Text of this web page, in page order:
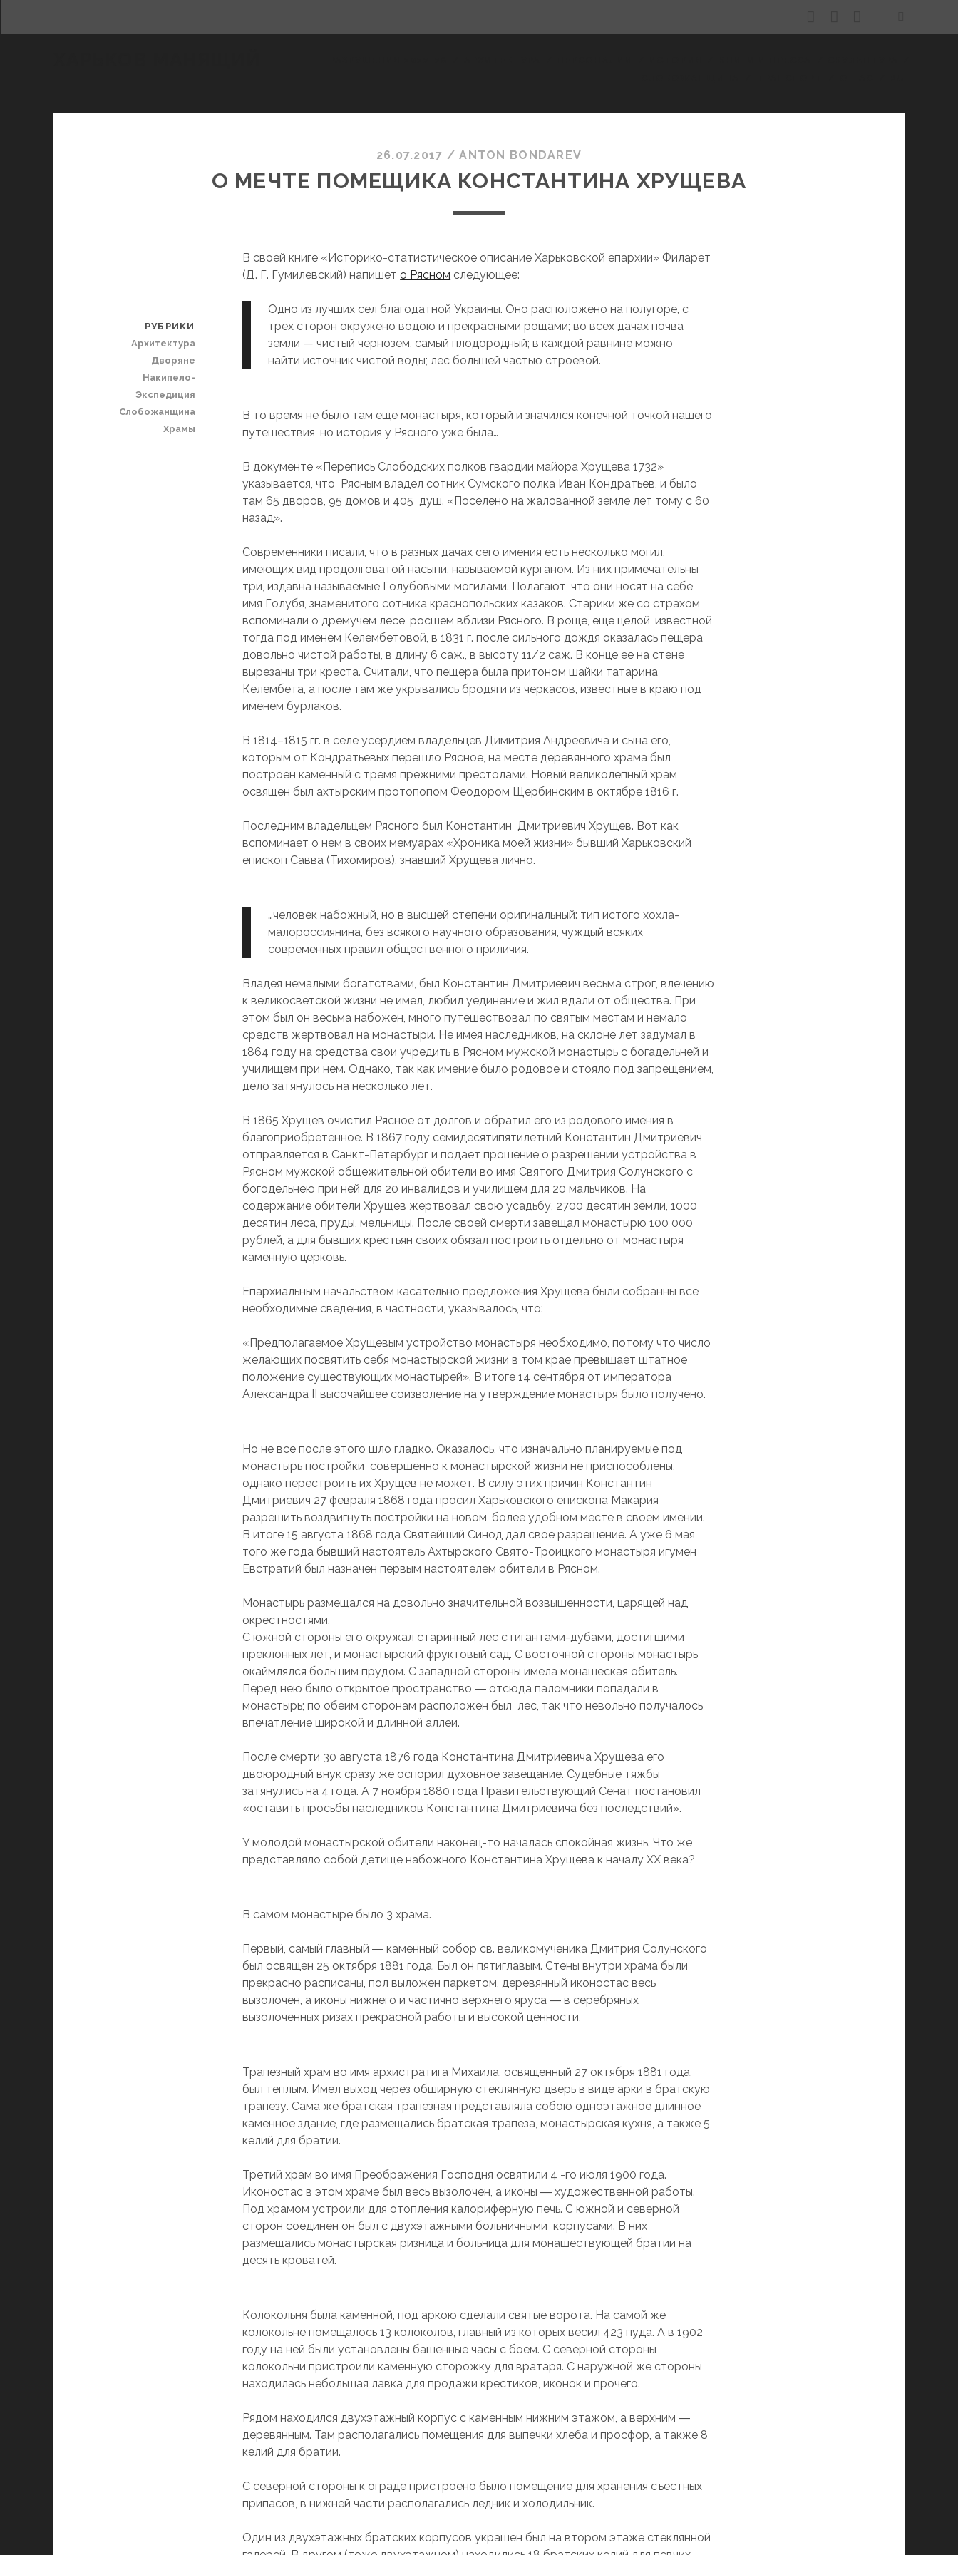
26.07.2017 /ANTON BONDAREV
О МЕЧТЕ ПОМЕЩИКА КОНСТАНТИНА ХРУЩЕВА
В своей книге «Историко-статистическое описание Харьковской епархии» Филарет
(Д. Г. Гумилевский) напишето Рясном следующее:
Одно из лучших сел благодатной Украины. Оно расположено на полугоре, с
трех сторон окружено водою и прекрасными рощами; во всех дачах почва
земли — чистый чернозем, самый плодородный; в каждой равнине можно
найти источник чистой воды; лес большей частью строевой.
В то время не было там еще монастыря, который и значился конечной точкой нашего
путешествия, но история у Рясного уже была…
В документе «Перепись Слободских полков гвардии майора Хрущева 1732»
указывается, что Рясным владел сотник Сумского полка Иван Кондратьев, и было
там 65 дворов, 95 домов и 405 душ. «Поселено на жалованной земле лет тому с 60
назад».
Современники писали, что в разных дачах сего имения есть несколько могил,
имеющих вид продолговатой насыпи, называемой курганом. Из них примечательны
три, издавна называемые Голубовыми могилами. Полагают, что они носят на себе
имя Голубя, знаменитого сотника краснопольских казаков. Старики же со страхом
вспоминали о дремучем лесе, росшем вблизи Рясного. В роще, еще целой, известной
тогда под именем Келембетовой, в 1831 г. после сильного дождя оказалась пещера
довольно чистой работы, в длину 6 саж., в высоту 11/2 саж. В конце ее на стене
вырезаны три креста. Считали, что пещера была притоном шайки татарина
Келембета, а после там же укрывались бродяги из черкасов, известные в краю под
именем бурлаков.
В 1814–1815 гг. в селе усердием владельцев Димитрия Андреевича и сына его,
которым от Кондратьевых перешло Рясное, на месте деревянного храма был
построен каменный с тремя прежними престолами. Новый великолепный храм
освящен был ахтырским протопопом Феодором Щербинским в октябре 1816 г.
Последним владельцем Рясного был Константин Дмитриевич Хрущев. Вот как
вспоминает о нем в своих мемуарах «Хроника моей жизни» бывший Харьковский
епископ Савва (Тихомиров), знавший Хрущева лично.
…человек набожный, но в высшей степени оригинальный: тип истого хохла-
малороссиянина, без всякого научного образования, чуждый всяких
современных правил общественного приличия.
Владея немалыми богатствами, был Константин Дмитриевич весьма строг, влечению
к великосветской жизни не имел, любил уединение и жил вдали от общества. При
этом был он весьма набожен, много путешествовал по святым местам и немало
средств жертвовал на монастыри. Не имея наследников, на склоне лет задумал в
1864 году на средства свои учредить в Рясном мужской монастырь с богадельней и
училищем при нем. Однако, так как имение было родовое и стояло под запрещением,
дело затянулось на несколько лет.
В 1865 Хрущев очистил Рясное от долгов и обратил его из родового имения в
благоприобретенное. В 1867 году семидесятипятилетний Константин Дмитриевич
отправляется в Санкт-Петербург и подает прошение о разрешении устройства в
Рясном мужской общежительной обители во имя Святого Дмитрия Солунского с
богодельнею при ней для 20 инвалидов и училищем для 20 мальчиков. На
содержание обители Хрущев жертвовал свою усадьбу, 2700 десятин земли, 1000
десятин леса, пруды, мельницы. После своей смерти завещал монастырю 100 000
рублей, а для бывших крестьян своих обязал построить отдельно от монастыря
каменную церковь.
Епархиальным начальством касательно предложения Хрущева были собранны все
необходимые сведения, в частности, указывалось, что:
«Предполагаемое Хрущевым устройство монастыря необходимо, потому что число
желающих посвятить себя монастырской жизни в том крае превышает штатное
положение существующих монастырей». В итоге 14 сентября от императора
Александра II высочайшее соизволение на утверждение монастыря было получено.
Но не все после этого шло гладко. Оказалось, что изначально планируемые под
монастырь постройки совершенно к монастырской жизни не приспособлены,
однако перестроить их Хрущев не может. В силу этих причин Константин
Дмитриевич 27 февраля 1868 года просил Харьковского епископа Макария
разрешить воздвигнуть постройки на новом, более удобном месте в своем имении.
В итоге 15 августа 1868 года Святейший Синод дал свое разрешение. А уже 6 мая
того же года бывший настоятель Ахтырского Свято-Троицкого монастыря игумен
Евстратий был назначен первым настоятелем обители в Рясном.
Монастырь размещался на довольно значительной возвышенности, царящей над
окрестностями.
С южной стороны его окружал старинный лес с гигантами-дубами, достигшими
преклонных лет, и монастырский фруктовый сад. С восточной стороны монастырь
окаймлялся большим прудом. С западной стороны имела монашеская обитель.
Перед нею было открытое пространство ― отсюда паломники попадали в
монастырь; по обеим сторонам расположен был лес, так что невольно получалось
впечатление широкой и длинной аллеи.
После смерти 30 августа 1876 года Константина Дмитриевича Хрущева его
двоюродный внук сразу же оспорил духовное завещание. Судебные тяжбы
затянулись на 4 года. А 7 ноября 1880 года Правительствующий Сенат постановил
«оставить просьбы наследников Константина Дмитриевича без последствий».
У молодой монастырской обители наконец-то началась спокойная жизнь. Что же
представляло собой детище набожного Константина Хрущева к началу ХХ века?
В самом монастыре было 3 храма.
Первый, самый главный ― каменный собор св. великомученика Дмитрия Солунского
был освящен 25 октября 1881 года. Был он пятиглавым. Стены внутри храма были
прекрасно расписаны, пол выложен паркетом, деревянный иконостас весь
вызолочен, а иконы нижнего и частично верхнего яруса ― в серебряных
вызолоченных ризах прекрасной работы и высокой ценности.
Трапезный храм во имя архистратига Михаила, освященный 27 октября 1881 года,
был теплым. Имел выход через обширную стеклянную дверь в виде арки в братскую
трапезу. Сама же братская трапезная представляла собою одноэтажное длинное
каменное здание, где размещались братская трапеза, монастырская кухня, а также 5
келий для братии.
Третий храм во имя Преображения Господня освятили 4 -го июля 1900 года.
Иконостас в этом храме был весь вызолочен, а иконы ― художественной работы.
Под храмом устроили для отопления калориферную печь. С южной и северной
сторон соединен он был с двухэтажными больничными корпусами. В них
размещались монастырская ризница и больница для монашествующей братии на
десять кроватей.
Колокольня была каменной, под аркою сделали святые ворота. На самой же
колокольне помещалось 13 колоколов, главный из которых весил 423 пуда. А в 1902
году на ней были установлены башенные часы с боем. С северной стороны
колокольни пристроили каменную сторожку для вратаря. С наружной же стороны
находилась небольшая лавка для продажи крестиков, иконок и прочего.
Рядом находился двухэтажный корпус с каменным нижним этажом, а верхним ―
деревянным. Там располагались помещения для выпечки хлеба и просфор, а также 8
келий для братии.
С северной стороны к ограде пристроено было помещение для хранения съестных
припасов, в нижней части располагались ледник и холодильник.
Один из двухэтажных братских корпусов украшен был на втором этаже стеклянной
РУБРИКИ
Архитектура
Дворяне
Накипело-
Экспедиция
Слобожанщина
Храмы